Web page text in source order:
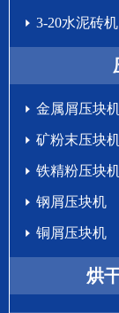
3-20水泥砖机
金属屑压块
矿粉末压块
铁精粉压块
钢屑压块机
铜屑压块机
烘